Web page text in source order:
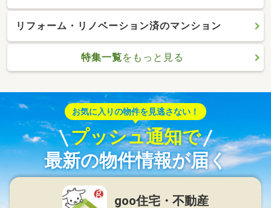
リフォーム・リノベーション済のマンション
特集一覧をもっと見る
お気に入りの物件を見逃さない！
プッシュ通知で
最新の物件情報が届く
goo住宅・不動産